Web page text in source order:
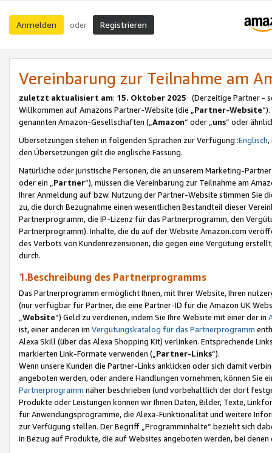
Anmelden oder Registrieren
Vereinbarung zur Teilnahme am
zuletzt aktualisiert am: 15. Oktober 2025 (Derzeitige Partner -
Willkommen auf Amazons Partner-Website (die „Partner-Website
genannten Amazon-Gesellschaften („Amazon“ oder „uns“ oder
Übersetzungen stehen in folgenden Sprachen zur Verfügung :Englisch,
den Übersetzungen gilt die englische Fassung.
Natürliche oder juristische Personen, die an unserem Marketing-
oder ein „Partner“), müssen die Vereinbarung zur Teilnahme am
Ihrer Anmeldung auf bzw. Nutzung der Partner-Website stimmen Sie
zu, die durch Bezugnahme einen wesentlichen Bestandteil dieser
Partnerprogramm, die IP-Lizenz für das Partnerprogramm, den
Partnerprogramm). Inhalte, die du auf der Website Amazon.com
des Verbots von Kundenrezensionen, die gegen eine Vergütung
durch.
1.Beschreibung des Partnerprogramms
Das Partnerprogramm ermöglicht Ihnen, mit Ihrer Website, Ihren
(nur verfügbar für Partner, die eine Partner-ID für die Amazon UK
Website“) Geld zu verdienen, indem Sie Ihre Website mit einer der in
ist, einer anderen im Vergütungskatalog für das Partnerprogramm
Alexa Skill (über das Alexa Shopping Kit) verlinken. Entsprechende
markierten Link-Formate verwenden („ Partner-Links“).
Wenn unsere Kunden die Partner-Links anklicken oder sich damit
angeboten werden, oder andere Handlungen vornehmen, können Sie
Partnerprogramm näher beschrieben (und vorbehaltlich der dort
Produkte oder Leistungen können wir Ihnen Daten, Bilder, Texte,
für Anwendungsprogramme, die Alexa-Funktionalität und weitere
zur Verfügung stellen. Der Begriff „Programminhalte“ bezieht sich
in Bezug auf Produkte, die auf Websites angeboten werden, bei